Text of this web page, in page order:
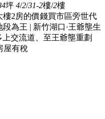
坪 4/2/31-2樓/2樓
2房的價錢買市區旁世代
為王 | 新竹湖口·王爺壟生
交流道、至王爺壟重劃
屋有稅